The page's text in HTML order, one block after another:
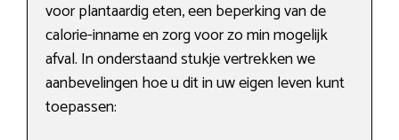
voor plantaardig eten, een beperking van de
calorie-inname en zorg voor zo min mogelijk
afval. In onderstaand stukje vertrekken we
aanbevelingen hoe u dit in uw eigen leven kunt
toepassen: